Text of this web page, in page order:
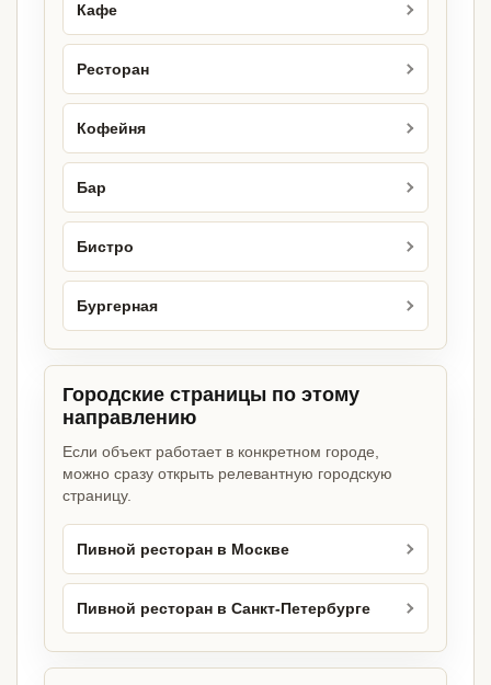
Кафе
Ресторан
Кофейня
Бар
Бистро
Бургерная
Городские страницы по этому
направлению
Если объект работает в конкретном городе,
можно сразу открыть релевантную городскую
страницу.
Пивной ресторан в Москве
Пивной ресторан в Санкт-Петербурге